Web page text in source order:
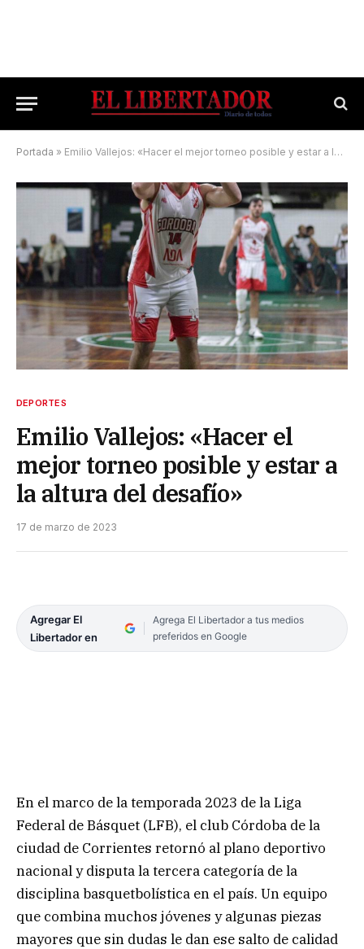
Portada » Emilio Vallejos: «Hacer el mejor torneo posible y estar a la altura del desafío»
DEPORTES
Emilio Vallejos: «Hacer el
mejor torneo posible y estar a
la altura del desafío»
17 de marzo de 2023
Agregar El
Libertador en
Agrega El Libertador a tus medios
preferidos en Google
En el marco de la temporada 2023 de la Liga
Federal de Básquet (LFB), el club Córdoba de la
ciudad de Corrientes retornó al plano deportivo
nacional y disputa la tercera categoría de la
disciplina basquetbolística en el país. Un equipo
que combina muchos jóvenes y algunas piezas
mayores que sin dudas le dan ese salto de calidad